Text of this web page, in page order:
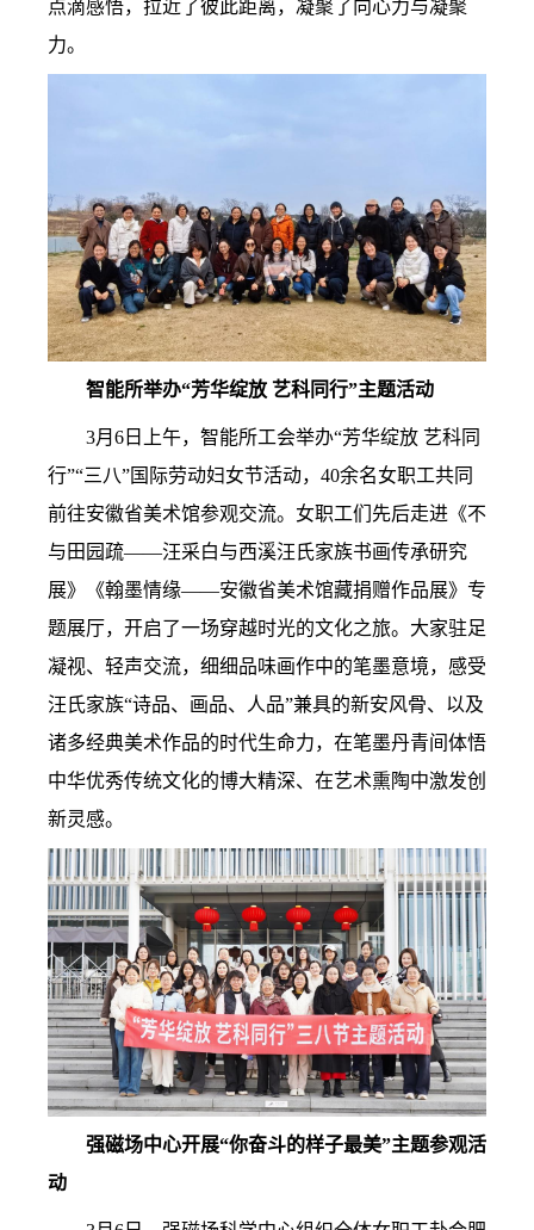
点滴感悟，拉近了彼此距离，凝聚了向心力与凝聚
力。
智能所举办“芳华绽放 艺科同行”主题活动
3月6日上午，智能所工会举办“芳华绽放 艺科同
行”“三八”国际劳动妇女节活动，40余名女职工共同
前往安徽省美术馆参观交流。女职工们先后走进《不
与田园疏——汪采白与西溪汪氏家族书画传承研究
展》《翰墨情缘——安徽省美术馆藏捐赠作品展》专
题展厅，开启了一场穿越时光的文化之旅。大家驻足
凝视、轻声交流，细细品味画作中的笔墨意境，感受
汪氏家族“诗品、画品、人品”兼具的新安风骨、以及
诸多经典美术作品的时代生命力，在笔墨丹青间体悟
中华优秀传统文化的博大精深、在艺术熏陶中激发创
新灵感。
强磁场中心开展“你奋斗的样子最美”主题参观活
动